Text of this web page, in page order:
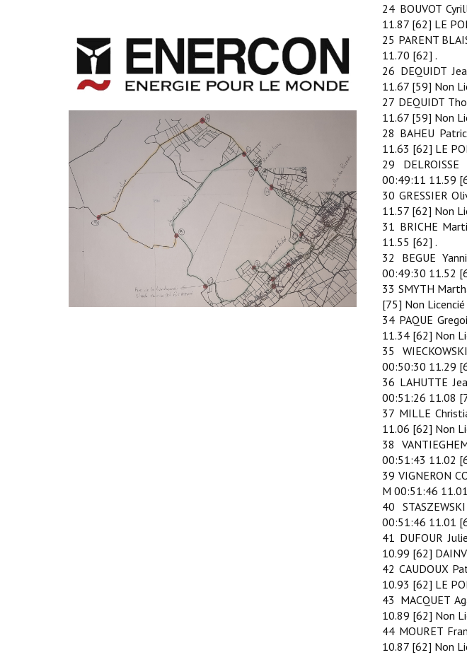
24 BOUVOT
11.87 [62] LE
25 PARENT
11.70 [62] .
26 DEQUIDT
11.67 [59] Non
27 DEQUIDT
11.67 [59] Non
28 BAHEU
11.63 [62] LE
29
00:49:11 11.59
30 GRESSIER
11.57 [62] Non
31 BRICHE
11.55 [62] .
32 BEGUE
00:49:30 11.52
33 SMYTH
[75] Non Licencié
34 PAQUE
11.34 [62] Non
35
00:50:30 11.29
36 LAHUTTE
00:51:26 11.08
37 MILLE
11.06 [62] Non
38
00:51:43 11.02
39 VIGNERON
M 00:51:46
40
00:51:46 11.01
41 DUFOUR
10.99 [62]
42 CAUDOUX
10.93 [62] LE
43 MACQUET
10.89 [62] Non
44 MOURET
10.87 [62] Non